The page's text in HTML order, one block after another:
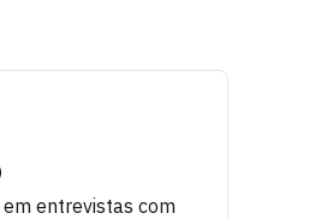
entrevistas com